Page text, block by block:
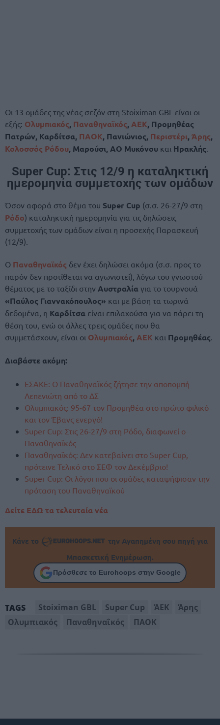
Οι 13 ομάδες της νέας σεζόν στη Stoiximan GBL είναι οι
εξής: Ολυμπιακός, Παναθηναϊκός, ΑΕΚ, Προμηθέας
Πατρών, Καρδίτσα, ΠΑΟΚ, Πανιώνιος, Περιστέρι, Άρης,
Κολοσσός Ρόδου, Μαρούσι, ΑΟ Μυκόνου και Ηρακλής
Super Cup: Στις 12/9 η καταληκτική
ημερομηνία συμμετοχής των ομάδων
Όσον αφορά στο θέμα του Super Cup (σ.σ. 26-27/9 στη
Ρόδο) καταληκτική ημερομηνία για τις δηλώσεις
συμμετοχής των ομάδων είναι η προσεχής Παρασκευή
(12/9).
Ο Παναθηναϊκός δεν έχει δηλώσει ακόμα (σ.σ. προς το
παρόν δεν προτίθεται να αγωνιστεί), λόγω του γνωστού
θέματος με το ταξίδι στην Αυστραλία για το τουρνουά
«Παύλος Γιαννακόπουλος» και με βάση τα τωρινά
δεδομένα, η Καρδίτσα είναι επιλαχούσα για να πάρει τη
θέση του, ενώ οι άλλες τρεις ομάδες που θα
συμμετάσχουν, είναι οι Ολυμπιακός, ΑΕΚ και Προμηθέας.
Διαβάστε ακόμη:
ΕΣΑΚΕ: O Παναθηναϊκός ζήτησε την αποπομπή
Λεπενιώτη από το ΔΣ
Ολυμπιακός: 95-67 τον Προμηθέα στο πρώτο φιλικό
και τον Έβανς ενεργό!
Super Cup: Στις 26-27/9 στη Ρόδο, διαφωνεί ο
Παναθηναϊκός
Παναθηναϊκός: Δεν κατεβαίνει στο Super Cup,
πρότεινε Τελικό στο ΣΕΦ τον Δεκέμβριο!
Super Cup: Οι λόγοι που οι ομάδες καταψήφισαν την
πρόταση του Παναθηναϊκού
Δείτε ΕΔΩ τα τελευταία νέα
Κάνε το
την Αγαπημένη σου πηγή για
Μπασκετική Ενημέρωση.
Πρόσθεσε το Eurohoops στην Google
TAGS Stoiximan GBL Super Cup ΆΕΚ
Άρης
Ολυμπιακός
Παναθηναΐκός ΠΑΟΚ